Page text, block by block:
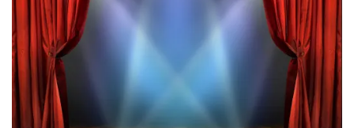
422 laatste 30 minuten
BESTEL NU